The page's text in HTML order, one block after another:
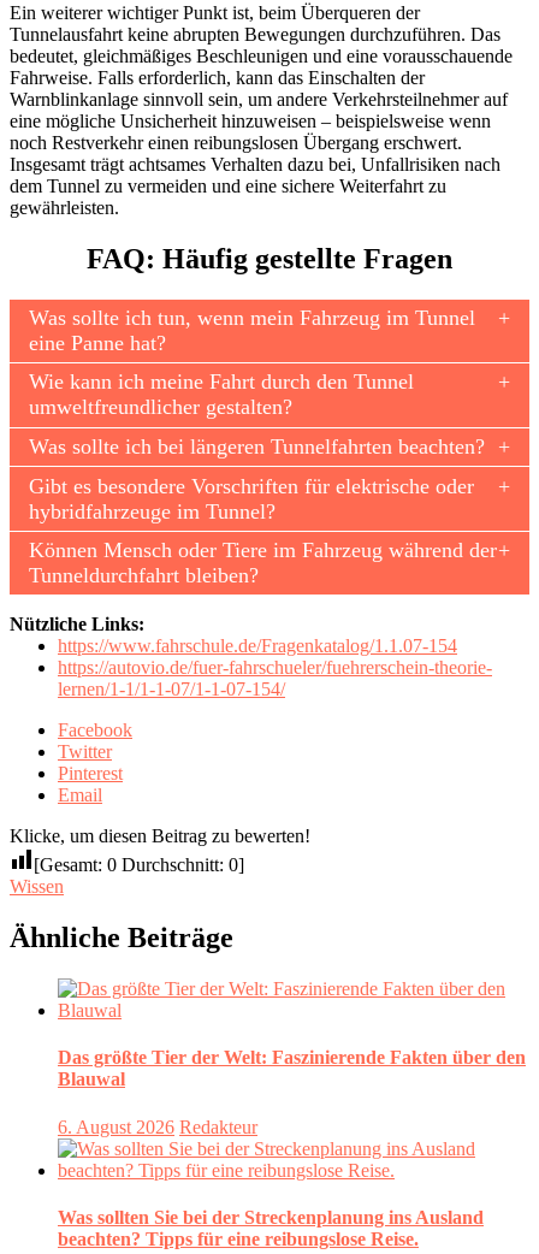
Ein weiterer wichtiger Punkt ist, beim Überqueren der
Tunnelausfahrt keine abrupten Bewegungen durchzuführen. Das
bedeutet, gleichmäßiges Beschleunigen und eine vorausschauende
Fahrweise. Falls erforderlich, kann das Einschalten der
Warnblinkanlage sinnvoll sein, um andere Verkehrsteilnehmer auf
eine mögliche Unsicherheit hinzuweisen – beispielsweise wenn
noch Restverkehr einen reibungslosen Übergang erschwert.
Insgesamt trägt achtsames Verhalten dazu bei, Unfallrisiken nach
dem Tunnel zu vermeiden und eine sichere Weiterfahrt zu
gewährleisten.
FAQ: Häufig gestellte Fragen
Was sollte ich tun, wenn mein Fahrzeug im Tunnel
eine Panne hat?
Wie kann ich meine Fahrt durch den Tunnel
umweltfreundlicher gestalten?
Was sollte ich bei längeren Tunnelfahrten beachten?
Gibt es besondere Vorschriften für elektrische oder
hybridfahrzeuge im Tunnel?
Können Mensch oder Tiere im Fahrzeug während der
Tunneldurchfahrt bleiben?
Nützliche Links:
https://www.fahrschule.de/Fragenkatalog/1.1.07-154
https://autovio.de/fuer-fahrschueler/fuehrerschein-theorie-
lernen/1-1/1-1-07/1-1-07-154/
Facebook
Twitter
Pinterest
Email
Klicke, um diesen Beitrag zu bewerten!
[Gesamt: 0 Durchschnitt: 0]
Wissen
Ähnliche Beiträge
Das größte Tier der Welt: Faszinierende Fakten über den
Blauwal
6. August 2026 Redakteur
Was sollten Sie bei der Streckenplanung ins Ausland
beachten? Tipps für eine reibungslose Reise.